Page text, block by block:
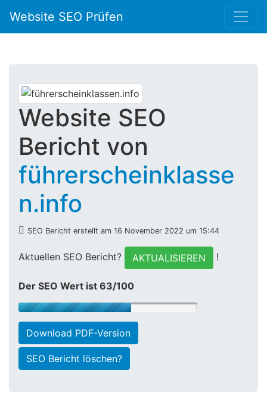
Website SEO Prüfen
Website SEO
Bericht von
führerscheinklasse
n.info
SEO Bericht erstellt am 16 November 2022 um 15:44
Aktuellen SEO Bericht? AKTUALISIEREN !
Der SEO Wert ist 63/100
Download PDF-Version
SEO Bericht löschen?